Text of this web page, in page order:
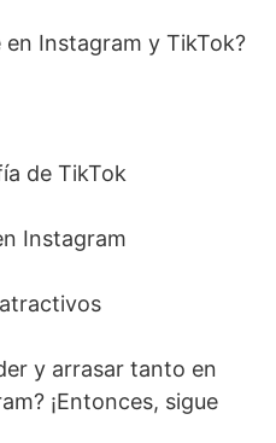
Instagram y TikTok?
de TikTok
Instagram
y arrasar tanto en
¡Entonces, sigue